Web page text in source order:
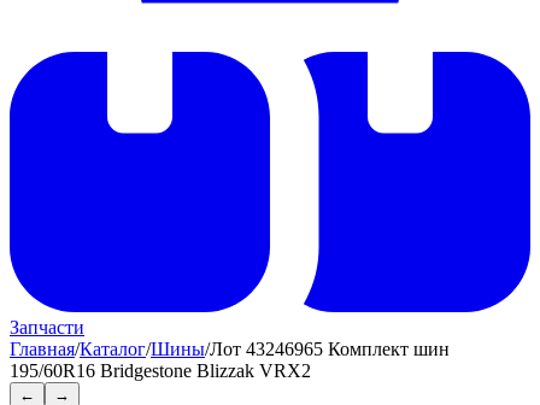
Запчасти
Главная/Каталог/Шины/Лот 43246965 Комплект шин
195/60R16 Bridgestone Blizzak VRX2
← →